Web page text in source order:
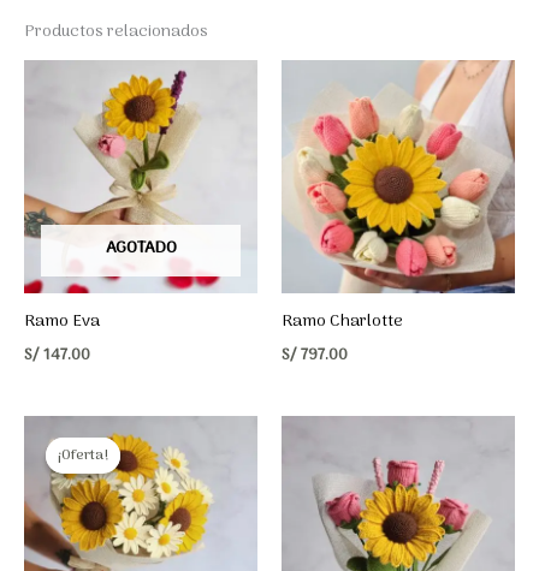
Productos relacionados
AGOTADO
Ramo Eva
S/147.00
Ramo Charlotte
S/797.00
¡Oferta!
¡Oferta!